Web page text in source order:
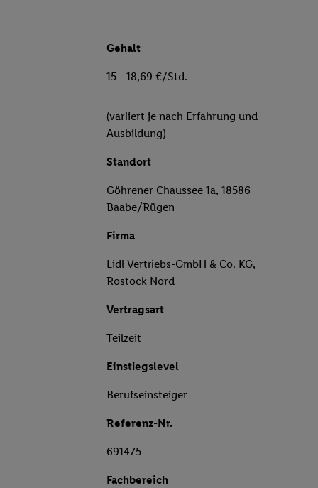
Gehalt
15 - 18,69 €/Std.
(variiert je nach Erfahrung und
Ausbildung)
Standort
Göhrener Chaussee 1a, 18586
Baabe/Rügen
Firma
Lidl Vertriebs-GmbH & Co. KG,
Rostock Nord
Vertragsart
Teilzeit
Einstiegslevel
Berufseinsteiger
Referenz-Nr.
691475
Fachbereich